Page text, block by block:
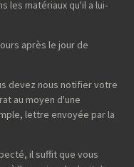
les matériaux qu'il a lui-
après le jour de
devez nous notifier votre
au moyen d'une
lettre envoyée par la
il suffit que vous